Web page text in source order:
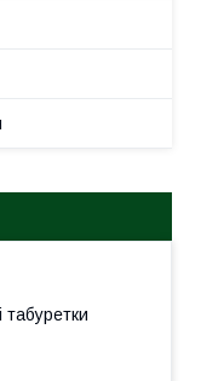
табуретки